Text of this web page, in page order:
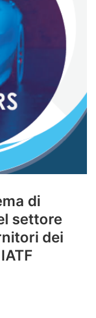
di
settore
dei